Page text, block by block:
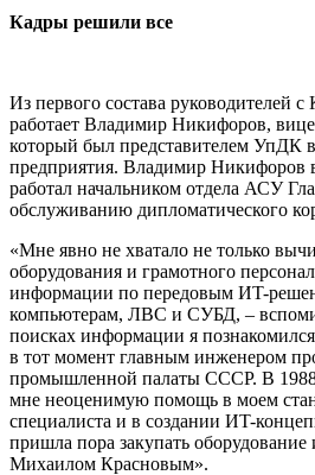
Кадры решили все
Из первого состава руководителей
работает Владимир Никифоров,
который был представителем УпДК
предприятия. Владимир Никифоров
работал начальником отдела АСУ
обслуживанию дипломатического
«Мне явно не хватало не только
оборудования и грамотного
информации по передовым ИT-
компьютерам, ЛВС и СУБД, –
поисках информации я
в тот момент главным инженером
промышленной палаты СССР. В 1988
мне неоценимую помощь в моем
специалиста и в создании ИT-
пришла пора закупать
Михаилом Красновым».